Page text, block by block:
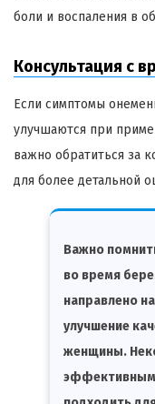
боли и воспаления в
Консультация с
Если симптомы
улучшаются при
важно обратиться за
для более детальной
Важно
во время
направлено
улучшение
женщины.